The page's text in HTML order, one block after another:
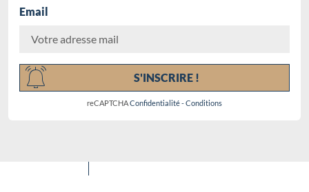
Email
S'INSCRIRE !
reCAPTCHAConfidentialité-Conditions